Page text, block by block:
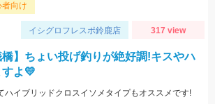
者向け
イシグロフレスポ鈴鹿店 317 view
橋】ちょい投げ釣りが絶好調!キスやハ
よ💛
ハイブリッドクロスイソメタイプもオススメです!